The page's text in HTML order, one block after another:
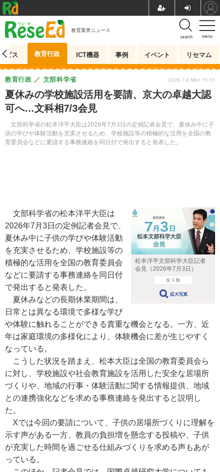
menu
search
教育業界ニュース
ビス 教育行政 ICT機器 事例 イベント リセマム
夏休みの学校施設活用を要請、京大の卓越大認
可へ…文科相7/3会見
文部科学省の松本洋平大臣は2026年7月3日の定例記者会見で、夏休み中に子
供の学びや体験活動を充実させるため、学校施設等の積極的な活用を全国の教
育委員会などに要請する事務連絡を同日付で発出すると発表した。
教育行政 文部科学省 2026.7.6 Mon 15:15
松本洋平文部科学大臣記者
会見（2026年7月3日）
全 1 枚
拡大写真
文部科学省の松本洋平大臣は
2026年7月3日の定例記者会見で、
夏休み中に子供の学びや体験活動
を充実させるため、学校施設等の
積極的な活用を全国の教育委員会
などに要請する事務連絡を同日付
で発出すると発表した。
夏休みなどの長期休業期間は、
日常とは異なる環境で多様な学び
や体験に触れることができる貴重な機会となる。一方、近
年は家庭環境の多様化により、体験機会に差が生じやすく
なっている。
こうした状況を踏まえ、松本大臣は全国の教育委員会ら
に対し、学校施設や社会教育施設を活用した安全な居場所
づくりや、地域の行事・体験活動に関する情報提供、地域
との連携強化などを求める事務連絡を発出すると説明し
た。
Xでは今回の要請について、子供の居場所づくりに理解を
示す声がある一方、教員の負担増を懸念する投稿や、子供
が充実した時間を過ごせる仕組みづくりを求める声もあが
っている。